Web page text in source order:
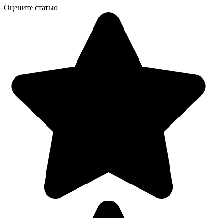
Оцените статью